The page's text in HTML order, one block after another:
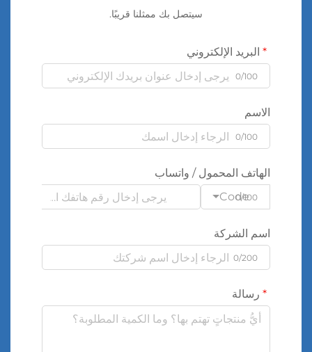
سيتصل بك ممثلنا قريبًا.
البريد الإلكتروني
الهاتف المحمول / واتساب
Code
اسم الشركة
رسالة